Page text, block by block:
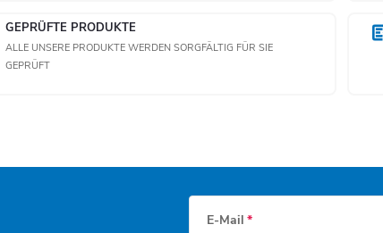
l
e
GEPRÜFTE PRODUKTE
ALLE UNSERE PRODUKTE WERDEN SORGFÄLTIG FÜR SIE
GEPRÜFT
E-Mail